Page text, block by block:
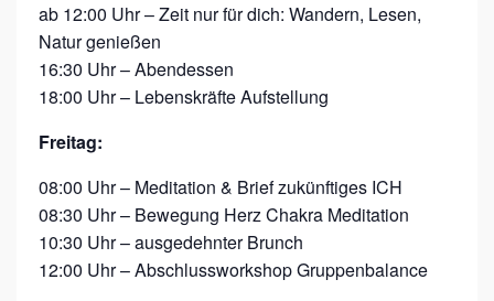
ab 12:00 Uhr – Zeit nur für dich: Wandern, Lesen,
Natur genießen
16:30 Uhr – Abendessen
18:00 Uhr – Lebenskräfte Aufstellung
Freitag:
08:00 Uhr – Meditation & Brief zukünftiges ICH
08:30 Uhr – Bewegung Herz Chakra Meditation
10:30 Uhr – ausgedehnter Brunch
12:00 Uhr – Abschlussworkshop Gruppenbalance